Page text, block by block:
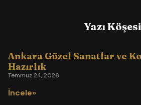
Yazı Köşesi
Ankara Güzel Sanatlar ve
Hazırlık
Temmuz 24, 2026
İncele»